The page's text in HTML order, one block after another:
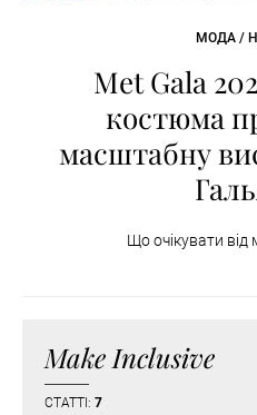
МОДА /
Met Gala
костюма
масштабну
Що очікувати від
Make Inclusive
СТАТТІ: 7